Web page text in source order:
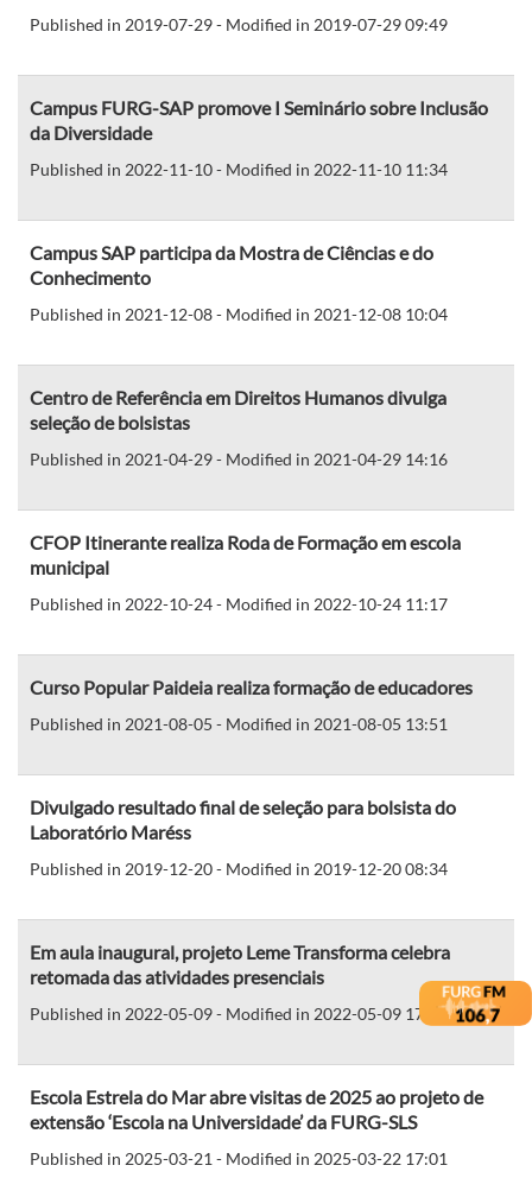
Published in 2019-07-29 - Modified in 2019-07-29 09:49
Campus FURG-SAP promove I Seminário sobre Inclusão
da Diversidade
Published in 2022-11-10 - Modified in 2022-11-10 11:34
Campus SAP participa da Mostra de Ciências e do
Conhecimento
Published in 2021-12-08 - Modified in 2021-12-08 10:04
Centro de Referência em Direitos Humanos divulga
seleção de bolsistas
Published in 2021-04-29 - Modified in 2021-04-29 14:16
CFOP Itinerante realiza Roda de Formação em escola
municipal
Published in 2022-10-24 - Modified in 2022-10-24 11:17
Curso Popular Paideia realiza formação de educadores
Published in 2021-08-05 - Modified in 2021-08-05 13:51
Divulgado resultado final de seleção para bolsista do
Laboratório Maréss
Published in 2019-12-20 - Modified in 2019-12-20 08:34
Em aula inaugural, projeto Leme Transforma celebra
retomada das atividades presenciais
Published in 2022-05-09 - Modified in 2022-05-09 17:18
Escola Estrela do Mar abre visitas de 2025 ao projeto de
extensão ‘Escola na Universidade’ da FURG-SLS
Published in 2025-03-21 - Modified in 2025-03-22 17:01